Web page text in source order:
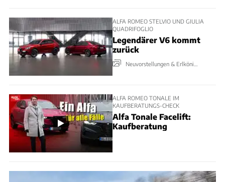
ALFA ROMEO STELVIO UND GIULIA
QUADRIFOGLIO
Legendärer V6 kommt
zurück
Neuvorstellungen & Erlkönige
ALFA ROMEO TONALE IM
KAUFBERATUNGS-CHECK
Alfa Tonale Facelift:
Kaufberatung